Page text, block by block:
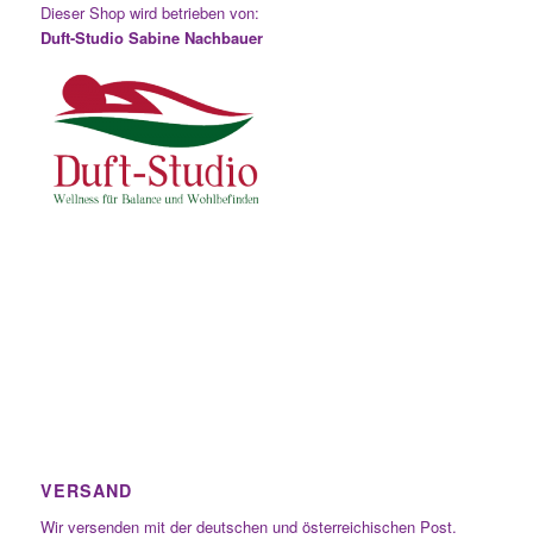
Dieser Shop wird betrieben von:
Duft-Studio Sabine Nachbauer
VERSAND
Wir versenden mit der deutschen und österreichischen Post.